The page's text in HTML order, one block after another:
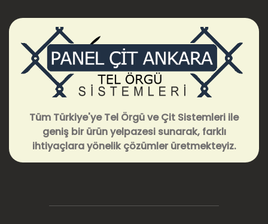
Tüm Türkiye'ye Tel Örgü ve Çit Sistemleri ile
geniş bir ürün yelpazesi sunarak, farklı
ihtiyaçlara yönelik çözümler üretmekteyiz.